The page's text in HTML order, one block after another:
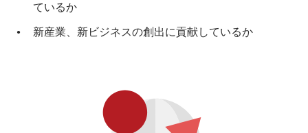
ているか
新産業、新ビジネスの創出に貢献しているか